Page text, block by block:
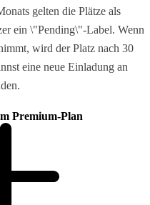
gelten die Plätze als
ein \"Pending\"-Label. Wenn
wird der Platz nach 30
eine neue Einladung an
Premium-Plan